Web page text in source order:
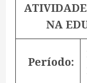
NA
Período: